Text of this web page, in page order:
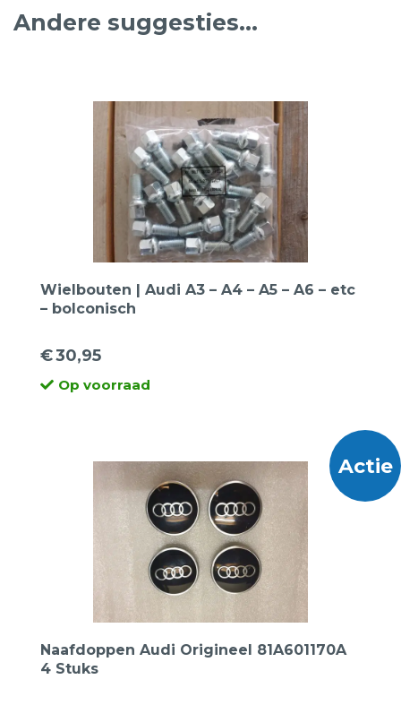
Andere suggesties…
Wielbouten | Audi A3 – A4 – A5 – A6 – etc
– bolconisch
€30,95
Op voorraad
Actie
Naafdoppen Audi Origineel 81A601170A
4 Stuks